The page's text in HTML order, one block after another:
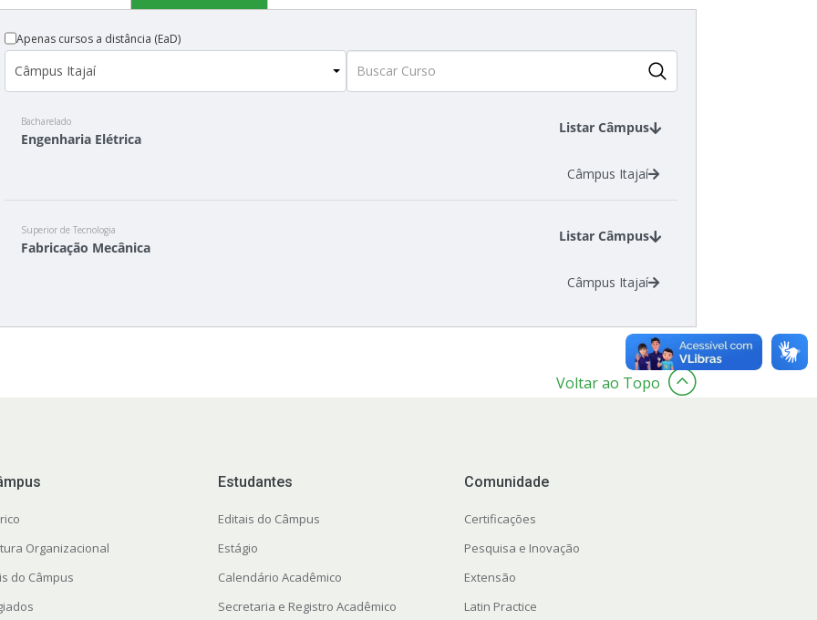
Apenas cursos a distância (EaD)
Bacharelado
Engenharia Elétrica
Listar Câmpus
Câmpus Itajaí
Superior de Tecnologia
Fabricação Mecânica
Listar Câmpus
Câmpus Itajaí
Voltar ao Topo
Organizacional
do Câmpus
Estudantes
Editais do Câmpus
Estágio
Calendário Acadêmico
Secretaria e Registro Acadêmico
Comunidade
Certificações
Pesquisa e Inovação
Extensão
Latin Practice